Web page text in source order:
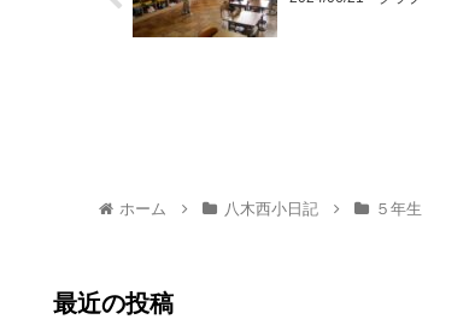
ホーム 八木西小日記 ５年生
最近の投稿